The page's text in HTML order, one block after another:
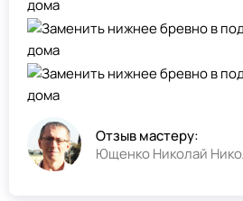
Отзыв мастеру:
Ющенко Николай